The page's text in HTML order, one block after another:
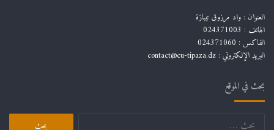
العنوان : واد مرزوق تيبازة
الهاتف : 024371003
الفاكس : 024371060
البريد الإلكتروني : contact@cu-tipaza.dz
بحث في الموقع
البحث